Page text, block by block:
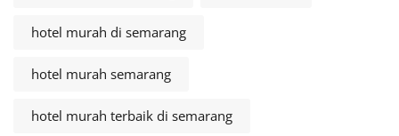
hotel murah di semarang
hotel murah semarang
hotel murah terbaik di semarang